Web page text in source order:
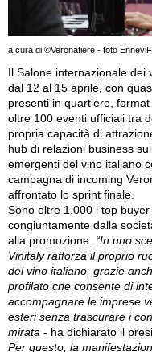
a cura di ©Veronafiere - foto
Il Salone internazionale
dal 12 al 15 aprile, con
presenti in quartiere,
oltre 100 eventi ufficiali tra
propria capacità di
hub di relazioni business
emergenti del vino italiano
campagna di incoming
affrontato lo sprint finale.
Sono oltre 1.000 i top
congiuntamente dalla
alla promozione. “In uno
Vinitaly rafforza il proprio
del vino italiano, grazie
profilato che consente di
accompagnare le imprese
esteri senza trascurare i
mirata - ha dichiarato il
Per questo, la